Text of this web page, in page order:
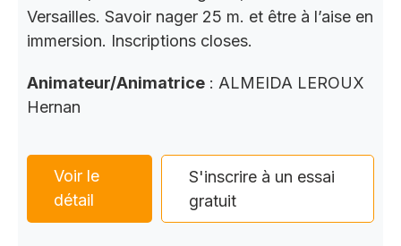
Versailles. Savoir nager 25 m. et être à l’aise en
immersion. Inscriptions closes.
Animateur/Animatrice : ALMEIDA LEROUX
Hernan
Voir le
détail
S'inscrire à un essai
gratuit